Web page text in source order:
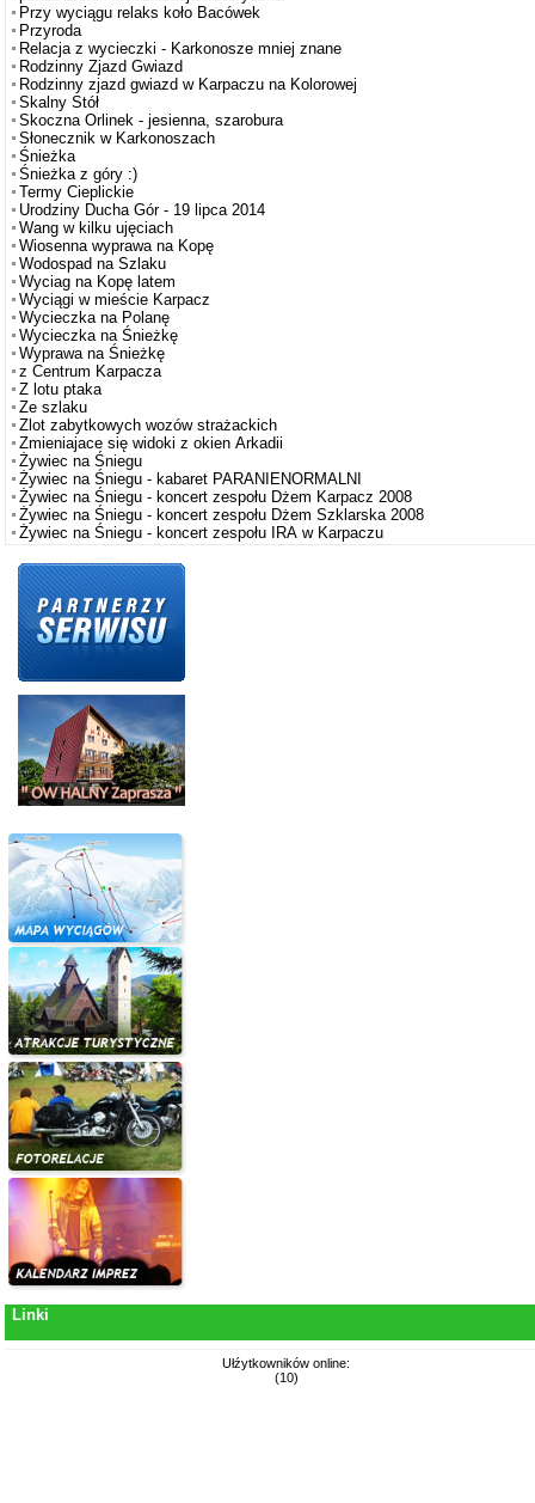
Przy wyciągu relaks koło Bacówek
Przyroda
Relacja z wycieczki - Karkonosze mniej znane
Rodzinny Zjazd Gwiazd
Rodzinny zjazd gwiazd w Karpaczu na Kolorowej
Skalny Stół
Skoczna Orlinek - jesienna, szarobura
Słonecznik w Karkonoszach
Śnieżka
Śnieżka z góry :)
Termy Cieplickie
Urodziny Ducha Gór - 19 lipca 2014
Wang w kilku ujęciach
Wiosenna wyprawa na Kopę
Wodospad na Szlaku
Wyciag na Kopę latem
Wyciągi w mieście Karpacz
Wycieczka na Polanę
Wycieczka na Śnieżkę
Wyprawa na Śnieżkę
z Centrum Karpacza
Z lotu ptaka
Ze szlaku
Zlot zabytkowych wozów strażackich
Zmieniajace się widoki z okien Arkadii
Żywiec na Śniegu
Żywiec na Śniegu - kabaret PARANIENORMALNI
Żywiec na Śniegu - koncert zespołu Dżem Karpacz 2008
Żywiec na Śniegu - koncert zespołu Dżem Szklarska 2008
Żywiec na Śniegu - koncert zespołu IRA w Karpaczu
Linki
Ułźytkowników online:
(10)